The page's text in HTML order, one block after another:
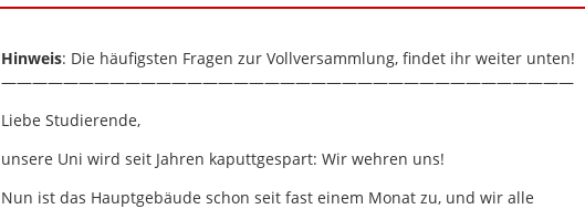
Hinweis: Die häufigsten Fragen zur Vollversammlung, findet ihr weiter unten!
—————————————————————————————————————
Liebe Studierende,
unsere Uni wird seit Jahren kaputtgespart: Wir wehren uns!
Nun ist das Hauptgebäude schon seit fast einem Monat zu, und wir alle